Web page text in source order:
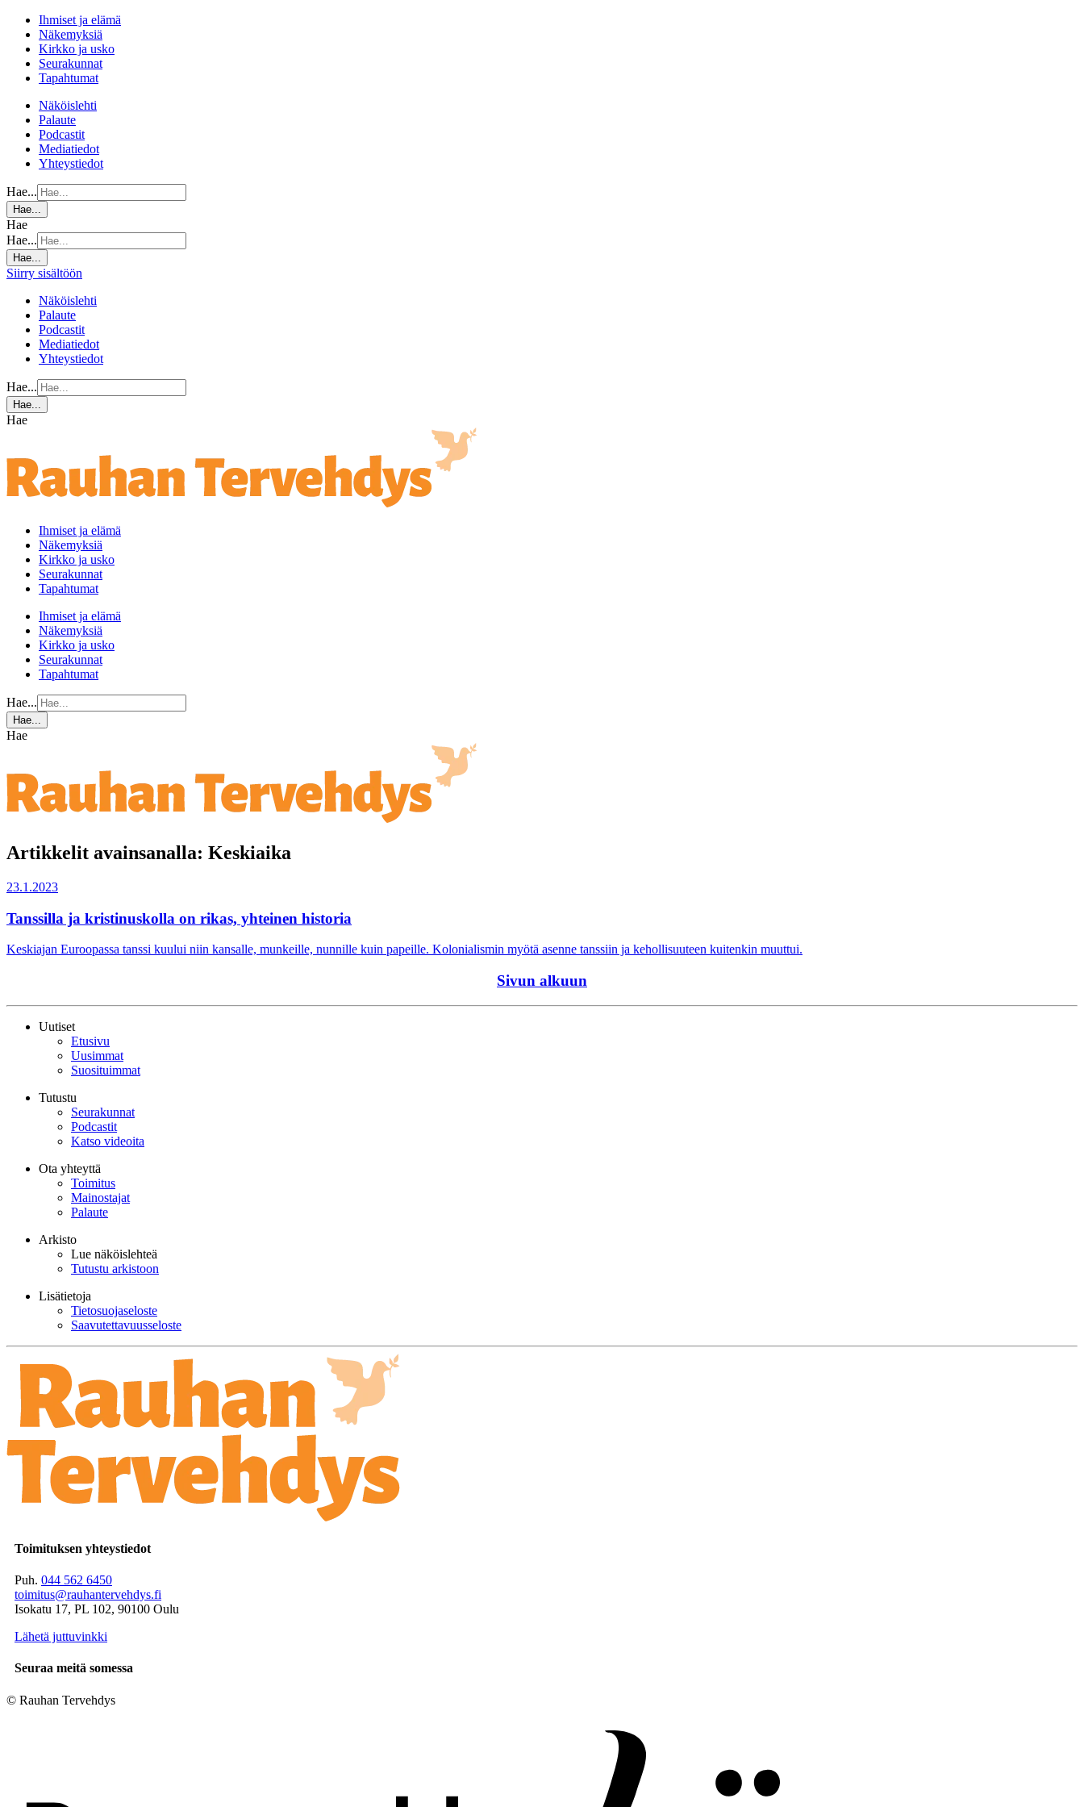
Ihmiset ja elämä
Näkemyksiä
Kirkko ja usko
Seurakunnat
Tapahtumat
Näköislehti
Palaute
Podcastit
Mediatiedot
Yhteystiedot
Hae...
Hae...
Hae
Hae...
Hae...
Siirry sisältöön
Näköislehti
Palaute
Podcastit
Mediatiedot
Yhteystiedot
Hae...
Hae...
Hae
Ihmiset ja elämä
Näkemyksiä
Kirkko ja usko
Seurakunnat
Tapahtumat
Ihmiset ja elämä
Näkemyksiä
Kirkko ja usko
Seurakunnat
Tapahtumat
Hae...
Hae...
Hae
Artikkelit avainsanalla: Keskiaika
23.1.2023
Tanssilla ja kristinuskolla on rikas, yhteinen historia
Keskiajan Euroopassa tanssi kuului niin kansalle, munkeille, nunnille kuin papeille. Kolonialismin myötä asenne tanssiin ja kehollisuuteen kuitenkin muuttui.
Sivun alkuun
Uutiset
Etusivu
Uusimmat
Suosituimmat
Tutustu
Seurakunnat
Podcastit
Katso videoita
Ota yhteyttä
Toimitus
Mainostajat
Palaute
Arkisto
Lue näköislehteä
Tutustu arkistoon
Lisätietoja
Tietosuojaseloste
Saavutettavuusseloste
Toimituksen yhteystiedot
Puh. 044 562 6450
toimitus@rauhantervehdys.fi
Isokatu 17, PL 102, 90100 Oulu
Lähetä juttuvinkki
Seuraa meitä somessa
© Rauhan Tervehdys